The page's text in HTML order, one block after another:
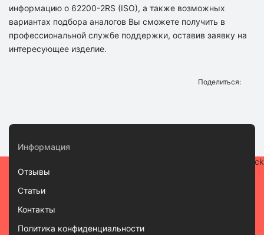
информацию о 62200-2RS (ISO), а также возможных
вариантах подбора аналогов Вы сможете получить в
профессиональной службе поддержки, оставив заявку на
интересующее изделие.
Поделиться:
Информация
Отзывы
Статьи
Контакты
Политика конфиденциальности